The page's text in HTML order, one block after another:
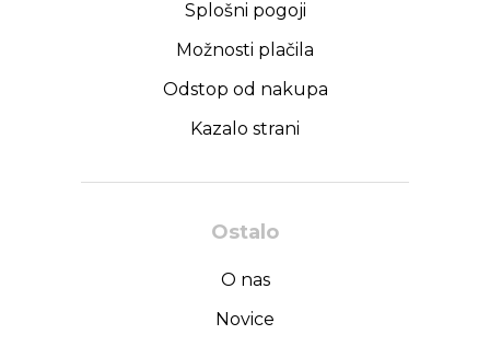
Splošni pogoji
Možnosti plačila
Odstop od nakupa
Kazalo strani
Ostalo
O nas
Novice